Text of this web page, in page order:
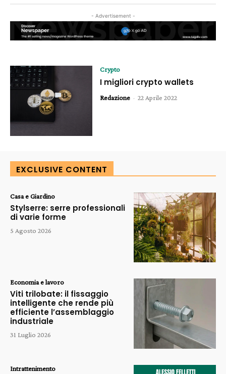
- Advertisement -
Crypto
I migliori crypto wallets
Redazione - 22 Aprile 2022
EXCLUSIVE CONTENT
Casa e Giardino
Stylserre: serre professionali
di varie forme
5 Agosto 2026
Economia e lavoro
Viti trilobate: il fissaggio
intelligente che rende più
efficiente l’assemblaggio
industriale
31 Luglio 2026
Intrattenimento